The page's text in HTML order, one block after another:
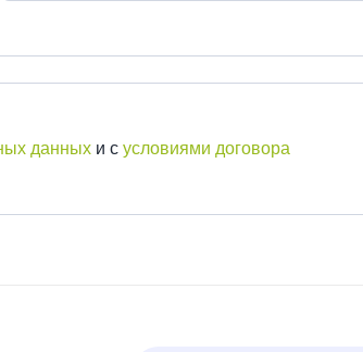
данных и с условиями договора